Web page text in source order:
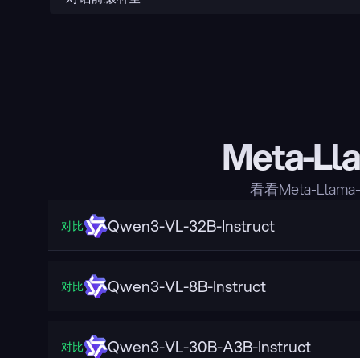
Meta-
看看Meta-
对比 Qwen3-VL-32B-Instruct
对比 Qwen3-VL-8B-Instruct
对比 Qwen3-VL-30B-A3B-Instruct